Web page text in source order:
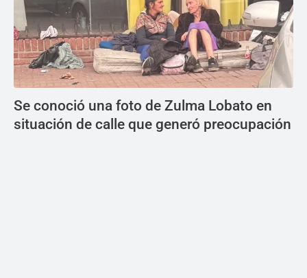
Se conoció una foto de Zulma Lobato en
situación de calle que generó preocupación